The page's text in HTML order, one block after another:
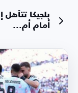
بلجيكا
أمام أم...